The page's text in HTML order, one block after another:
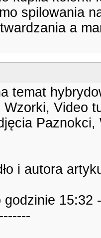
spilowania
a
temat
Video
i autora
15:32